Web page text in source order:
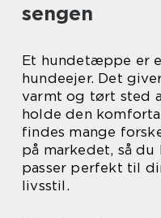
sengen
Et hundetæppe er
hundeejer. Det
varmt og tørt sted
holde den
findes mange
på markedet, så
passer perfekt til
livsstil.